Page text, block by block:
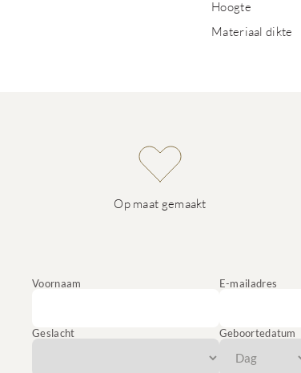
Hoogte
Materiaal dikte
Op maat gemaakt
Voornaam E-mailadres
Geslacht Geboortedatum